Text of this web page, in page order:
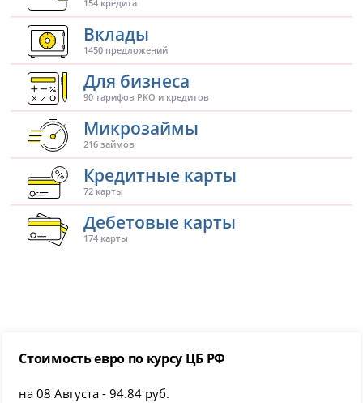
154 кредита
Вклады
1450 предложений
Для бизнеса
90 тарифов РКО и кредитов
Микрозаймы
216 займов
Кредитные карты
72 карты
Дебетовые карты
174 карты
Стоимость евро по курсу ЦБ РФ
на 08 Августа - 94.84 руб.